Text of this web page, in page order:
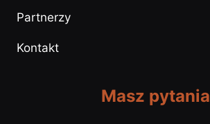
Partnerzy
Kontakt
Masz pytania